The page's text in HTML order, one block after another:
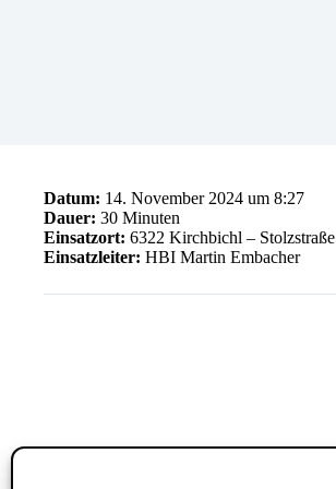
Datum: 14. November 2024 um 8:27
Dauer: 30 Minuten
Einsatzort: 6322 Kirchbichl – Stolzstraße
Einsatzleiter: HBI Martin Embacher